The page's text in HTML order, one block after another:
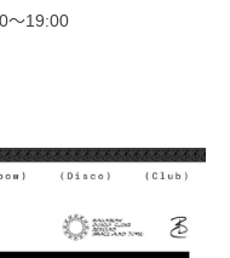
〜19:00